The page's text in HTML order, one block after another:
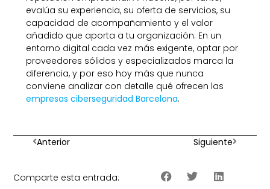
evalúa su experiencia, su oferta de servicios, su
capacidad de acompañamiento y el valor
añadido que aporta a tu organización. En un
entorno digital cada vez más exigente, optar por
proveedores sólidos y especializados marca la
diferencia, y por eso hoy más que nunca
conviene analizar con detalle qué ofrecen las
empresas ciberseguridad Barcelona.
Anterior Siguiente
Comparte esta entrada: